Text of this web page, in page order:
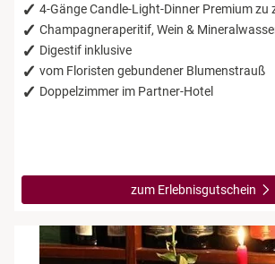
4-Gänge Candle-Light-Dinner Premium zu
Champagneraperitif, Wein &
Digestif inklusive
vom Floristen gebundener Blumenstrauß
Doppelzimmer im Partner-Hotel
zum Erlebnisgutschein